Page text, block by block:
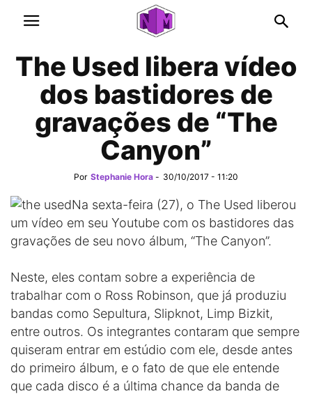
The Used libera vídeo
dos bastidores de
gravações de “The
Canyon”
Por Stephanie Hora - 30/10/2017 - 11:20
Na sexta-feira (27), o The Used liberou
um vídeo em seu Youtube com os bastidores das
gravações de seu novo álbum, “The Canyon”.
Neste, eles contam sobre a experiência de
trabalhar com o Ross Robinson, que já produziu
bandas como Sepultura, Slipknot, Limp Bizkit,
entre outros. Os integrantes contaram que sempre
quiseram entrar em estúdio com ele, desde antes
do primeiro álbum, e o fato de que ele entende
que cada disco é a última chance da banda de